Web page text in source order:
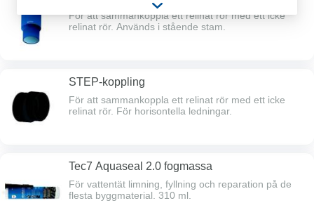
För att sammankoppla ett relinat rör med ett icke
relinat rör. Används i stående stam.
STEP-koppling
För att sammankoppla ett relinat rör med ett icke
relinat rör. För horisontella ledningar.
Tec7 Aquaseal 2.0 fogmassa
För vattentät limning, fyllning och reparation på de
flesta byggmaterial. 310 ml.